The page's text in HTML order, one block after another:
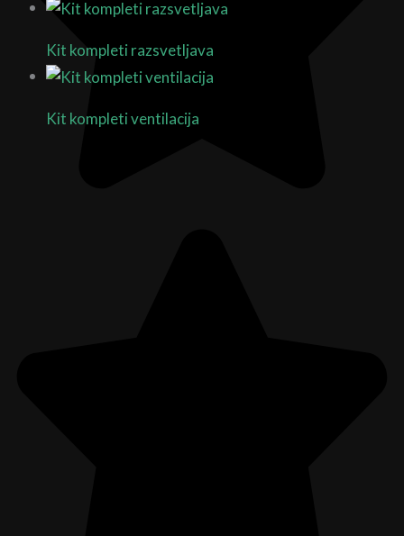
Kit kompleti razsvetljava
Kit kompleti ventilacija